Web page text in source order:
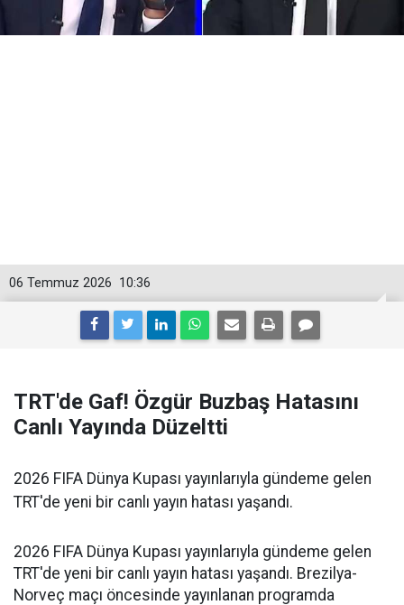
10:36
06 Temmuz 2026
TRT'de Gaf! Özgür Buzbaş Hatasını
Canlı Yayında Düzeltti
2026 FIFA Dünya Kupası yayınlarıyla gündeme gelen
TRT'de yeni bir canlı yayın hatası yaşandı.
2026 FIFA Dünya Kupası yayınlarıyla gündeme gelen
TRT'de yeni bir canlı yayın hatası yaşandı. Brezilya-
Norveç maçı öncesinde yayınlanan programda